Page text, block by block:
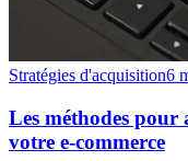
Stratégies d'acquisition6
Les méthodes pour
votre e-commerce